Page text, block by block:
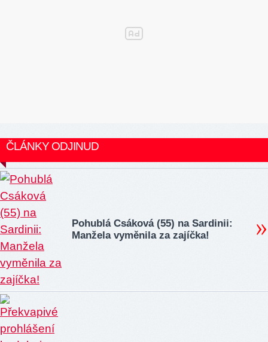
ČLÁNKY ODJINUD
Pohublá Csáková (55) na Sardinii:
Manžela vyměnila za zajíčka!